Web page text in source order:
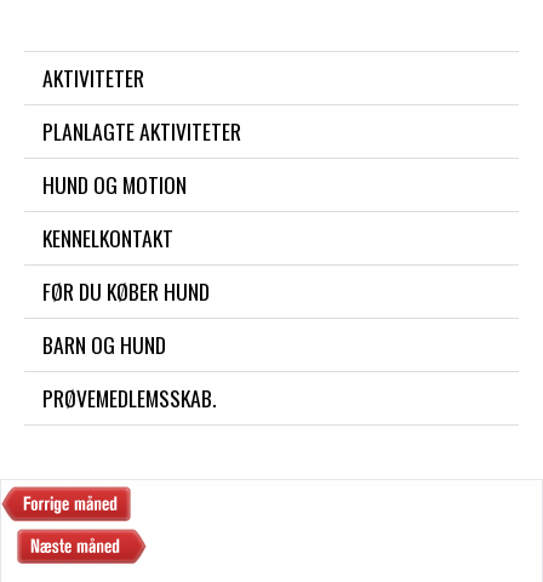
AKTIVITETER
PLANLAGTE AKTIVITETER
HUND OG MOTION
KENNELKONTAKT
FØR DU KØBER HUND
BARN OG HUND
PRØVEMEDLEMSSKAB.